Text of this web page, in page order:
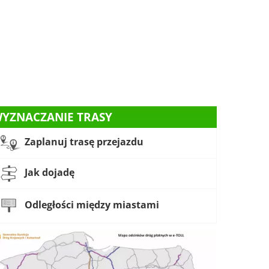
TRASY
Zaplanuj trasę przejazdu
Jak dojadę
Odległości między miastami